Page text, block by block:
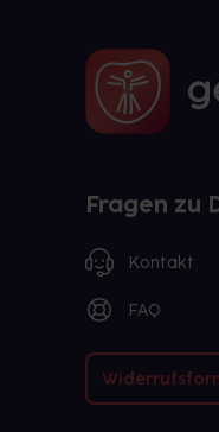
Fragen zu
Kontakt
FAQ